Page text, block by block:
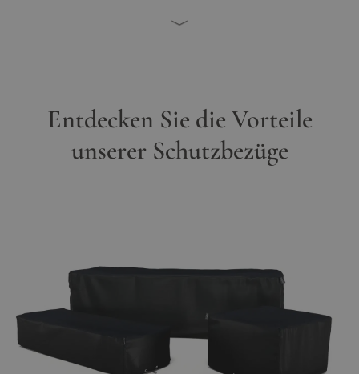
Entdecken Sie die Vorteile
unserer Schutzbezüge